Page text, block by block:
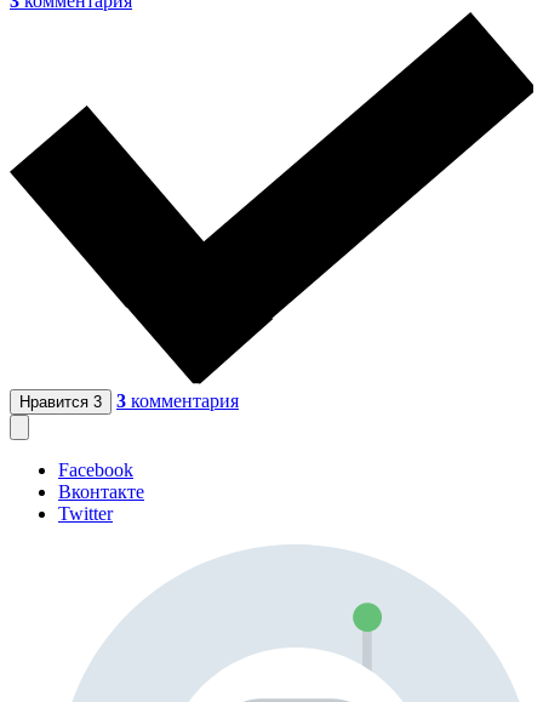
Нравится 3 3 комментария
Facebook
Вконтакте
Twitter